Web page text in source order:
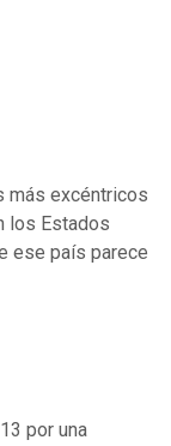
más excéntricos
los Estados
ese país parece
por una